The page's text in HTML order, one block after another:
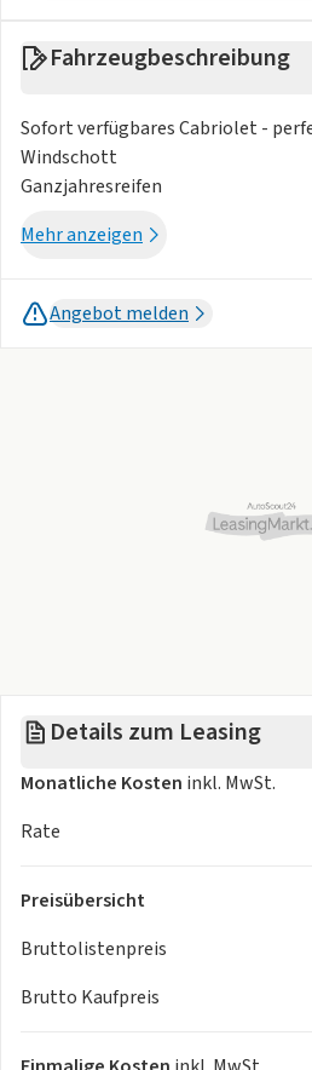
Fahrzeugbeschreibung
Sofort verfügbares Cabriolet -
Windschott
Ganzjahresreifen
Mehr anzeigen
Angebot melden
Details zum Leasing
Monatliche Kosten inkl. MwSt.
Rate
Preisübersicht
Bruttolistenpreis
Brutto Kaufpreis